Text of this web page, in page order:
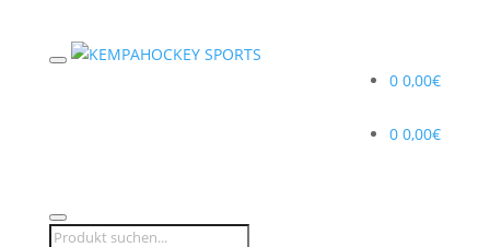
0 0,00€
0 0,00€
Products